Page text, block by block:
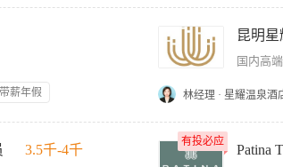
带薪年假
昆明
国内高
林经理 · 星耀温泉酒
练和运动管理 2、参与乒乓球课程的准备和实施，确保训
断学习和提升 2、具备良好的沟通技巧，能够有效地与
3.5千-4千
有投必应
有投必应
Patina